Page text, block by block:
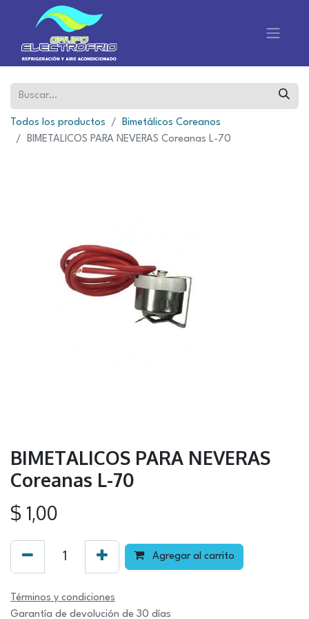
Todos los productos
Bimetálicos Coreanos
BIMETALICOS PARA NEVERAS Coreanas L-70
BIMETALICOS PARA NEVERAS
Coreanas L-70
$ 1,00
Agregar al carrito
Términos y condiciones
Garantía de devolución de 30 días